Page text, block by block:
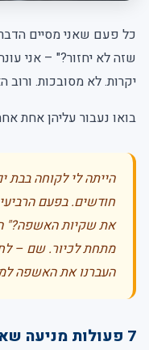
כל פעם שאני מסיים
שזה לא יחזור?" – אני
יקרות. לא מסובכות.
בואו נעבור עליהן אחת
הייתה לי לקוחה
חודשים. בפעם
את שקיות האשפה?"
מתחת לכיור. שם –
העברנו את האשפה
7 פעולות מניעה שאני ממליץ עליהן